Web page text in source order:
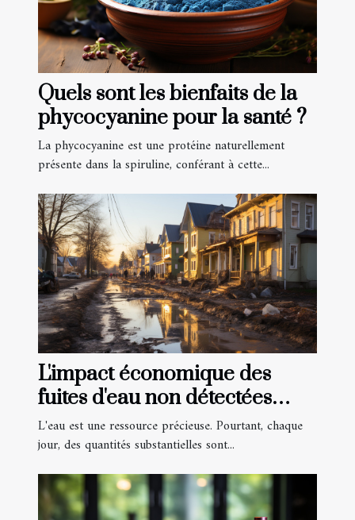
Quels sont les bienfaits de la
phycocyanine pour la santé ?
La phycocyanine est une protéine naturellement
présente dans la spiruline, conférant à cette...
L'impact économique des
fuites d'eau non détectées
dans le Val d'Oise
L'eau est une ressource précieuse. Pourtant, chaque
jour, des quantités substantielles sont...